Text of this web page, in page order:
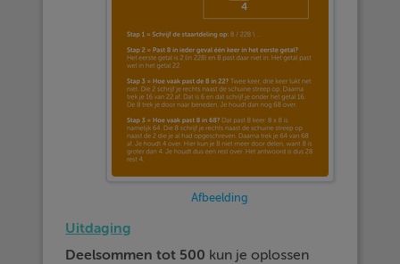
Afbeelding
Uitdaging
Deelsommen tot 500 kun je oplossen